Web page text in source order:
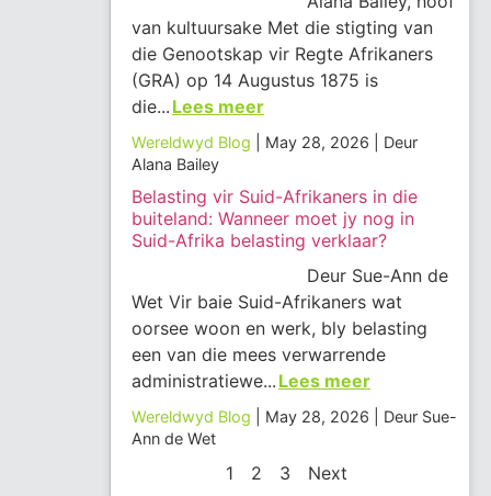
van kultuursake Met die stigting van
die Genootskap vir Regte Afrikaners
(GRA) op 14 Augustus 1875 is
die... Lees meer
Wereldwyd Blog May 28, 2026
Deur
Alana Bailey
Belasting vir Suid-Afrikaners in die
buiteland: Wanneer moet jy nog in
Suid-Afrika belasting verklaar?
Deur Sue-Ann de
Wet Vir baie Suid-Afrikaners wat
oorsee woon en werk, bly belasting
een van die mees verwarrende
administratiewe... Lees meer
Wereldwyd Blog May 28, 2026
Deur Sue-
Ann de Wet
1 2 3 Next